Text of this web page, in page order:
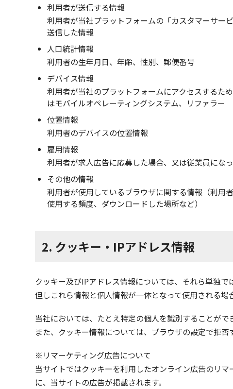
利用者が送信する情報
利用者が当社プラットフォームの「カスタマーサー
送信した情報
人口統計情報
利用者の生年月日、年齢、性別、郵便番号
デバイス情報
利用者が当社のプラットフォームにアクセスするた
はモバイルオペレーティングシステム、リファラー
位置情報
利用者のデバイスの位置情報
雇用情報
利用者が求人広告に応募した場合、又は従業員にな
その他の情報
利用者が使用しているブラウザに関する情報（利用
使用する頻度、ダウンロードした場所など）
2. クッキー・IPアドレス情報
クッキー及びIPアドレス情報については、それら単独
但しこれら情報と個人情報が一体となって使用される場
当社においては、たとえ特定の個人を識別することが
また、クッキー情報については、ブラウザの設定で拒
※リマーケティング広告について
当サイトではクッキーを利用したオンライン広告のリ
に、当サイトの広告が掲載されます。